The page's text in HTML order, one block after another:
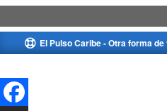
to
El Pulso Caribe - Otra forma